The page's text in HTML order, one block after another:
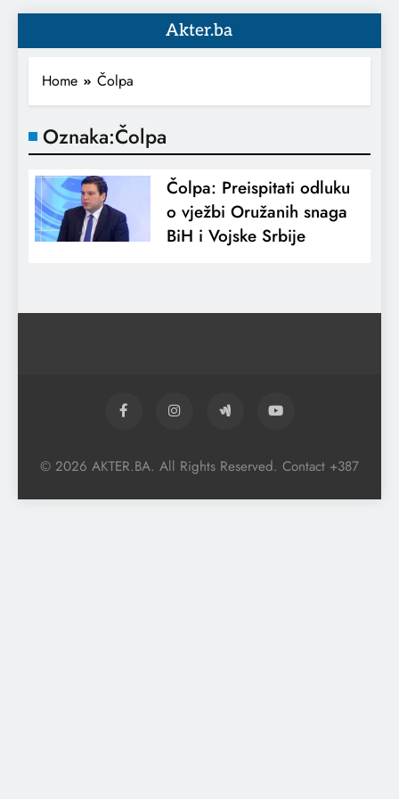
Akter.ba
Home Čolpa
Oznaka:Čolpa
Čolpa: Preispitati odluku
o vježbi Oružanih snaga
BiH i Vojske Srbije
© 2026 AKTER.BA. All Rights Reserved. Contact +387